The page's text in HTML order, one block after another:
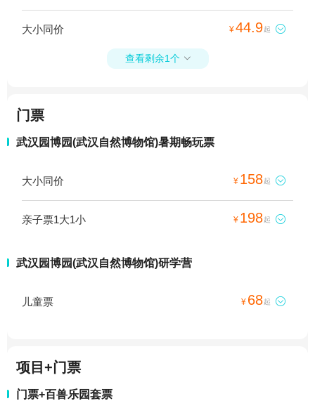
大小同价 ¥44.9起 
查看剩余1个 
门票
武汉园博园(武汉自然博物馆)暑期畅玩票
大小同价 ¥ 158起 
亲子票1大1小 ¥ 198起 
武汉园博园(武汉自然博物馆)研学营
儿童票 ¥ 68起 
项目+门票
门票+百兽乐园套票